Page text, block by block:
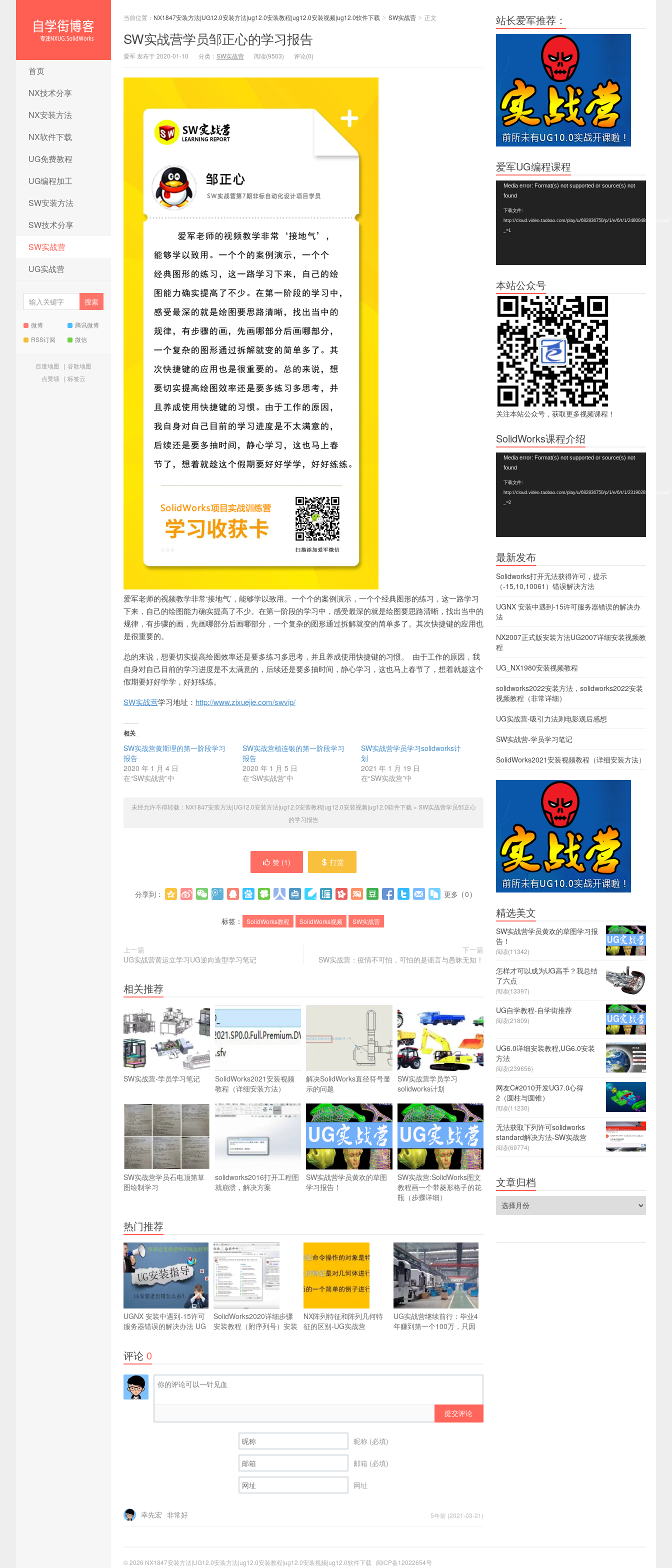
NX1847安装方法|UG12.0安装
方法|ug12.0安装教程|ug12.0
首页
NX技术分享
NX安装方法
NX软件下载
UG免费教程
UG编程加工
SW安装方法
SW技术分享
SW实战营
UG实战营
微博
腾讯微博
RSS订阅
微信
百度地图 | 谷歌地图
点赞墙 | 标签云
当前位置： NX1847安装方法|UG12.0安装方法|ug12.0安装教程|ug12.0安装视频|ug12.0软件下载 > SW实战营 > 正文
SW实战营学员邹正心的学习报告
爱军 发布于 2020-01-10 分类： SW实战营 阅读(9503) 评论(0)
爱军老师的视频教学非常‘接地气’，能够学以致用。一个个的案例演示，一个个经典图形的练习，这一路学习
下来，自己的绘图能力确实提高了不少。在第一阶段的学习中，感受最深的就是绘图要思路清晰，找出当中的
规律，有步骤的画，先画哪部分后画哪部分，一个复杂的图形通过拆解就变的简单多了。其次快捷键的应用也
是很重要的。
总的来说，想要切实提高绘图效率还是要多练习多思考，并且养成使用快捷键的习惯。 由于工作的原因，我
自身对自己目前的学习进度是不太满意的，后续还是要多抽时间，静心学习，这也马上春节了，想着就趁这个
假期要好好学学，好好练练。
SW实战营学习地址： http://www.zixuejie.com/swvip/
相关
SW实战营黄斯理的第一阶段学习
报告
2020 年 1 月 4 日
在“SW实战营”中
SW实战营植连银的第一阶段学习
报告
2020 年 1 月 5 日
在“SW实战营”中
SW实战营学员学习solidworks计
划
2021 年 1 月 19 日
在“SW实战营”中
未经允许不得转载： NX1847安装方法|UG12.0安装方法|ug12.0安装教程|ug12.0安装视频|ug12.0软件下载 » SW实战营学员邹正心
的学习报告
赞 (1) 打赏
分享到： 更多 (0)
标签： SolidWorks教程 SolidWorks视频 SW实战营
上一篇
UG实战营黄运立学习UG逆向造型学习笔记
下一篇
SW实战营：疫情不可怕，可怕的是谣言与愚昧无知！
相关推荐
SW实战营-学员学习笔记
SolidWorks2021安装视频
教程（详细安装方法）
解决SolidWorks直径符号显
示的问题
SW实战营学员学习
solidworks计划
SW实战营学员石电顶第草
图绘制学习
solidworks2016打开工程图
就崩溃，解决方案
SW实战营学员黄欢的草图
学习报告！
SW实战营:SolidWorks图文
教程画一个带菱形格子的花
瓶（步骤详细）
热门推荐
UGNX 安装中遇到-15许可
服务器错误的解决办法 UG
SolidWorks2020详细步骤
安装教程（附序列号）安装
NX阵列特征和阵列几何特
征的区别-UG实战营
UG实战营继续前行：毕业4
年赚到第一个100万，只因
评论 0
提交评论
昵称 (必填)
邮箱 (必填)
网址
幸先宏 非常好 5年前 (2021-03-21)
站长爱军推荐：
爱军UG编程课程
Media error: Format(s) not supported or source(s) not
found
下载文件:
http://cloud.video.taobao.com/play/u/682836750/p/1/e/6/t/1/248004888864.mp4?
_=1
本站公众号
关注本站公众号，获取更多视频课程！
SolidWorks课程介绍
Media error: Format(s) not supported or source(s) not
found
下载文件:
http://cloud.video.taobao.com/play/u/682836750/p/1/e/6/t/1/231902857024.mp4?
_=2
最新发布
Solidworks打开无法获得许可，提示
（-15,10,10061）错误解决方法
UGNX 安装中遇到-15许可服务器错误的解决办
法
NX2007正式版安装方法UG2007详细安装视频教
程
UG_NX1980安装视频教程
solidworks2022安装方法，solidworks2022安装
视频教程（非常详细）
UG实战营-吸引力法则电影观后感想
SW实战营-学员学习笔记
SolidWorks2021安装视频教程（详细安装方法）
精选美文
SW实战营学员黄欢的草图学习报
告！
阅读(11342)
怎样才可以成为UG高手？我总结
了六点
阅读(13397)
UG自学教程-自学街推荐
阅读(21809)
UG6.0详细安装教程,UG6.0安装
方法
阅读(239656)
网友C#2010开发UG7.0心得
2（圆柱与圆锥）
阅读(11230)
无法获取下列许可solidworks
standard解决方法-SW实战营
阅读(69774)
文章归档
文
章
归
© 2026 NX1847安装方法|UG12.0安装方法|ug12.0安装教程|ug12.0安装视频|ug12.0软件下载 闽ICP备12022654号